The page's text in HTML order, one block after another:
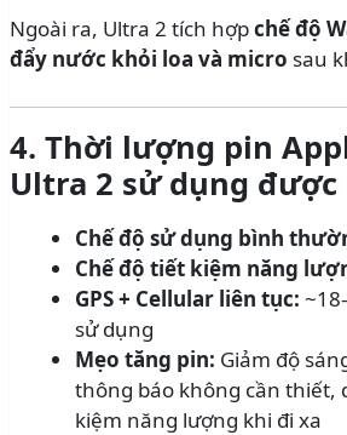
Ngoài ra, Ultra 2 tích hợpchế độ
đẩy nước khỏi loa và micro sau
4. Thời lượng pin
Ultra 2 sử dụng được
Chế độ sử dụng bình
Chế độ tiết kiệm năng
GPS + Cellular liên tục:
sử dụng
Mẹo tăng pin: Giảm độ
thông báo không cần thiết,
kiệm năng lượng khi đi xa